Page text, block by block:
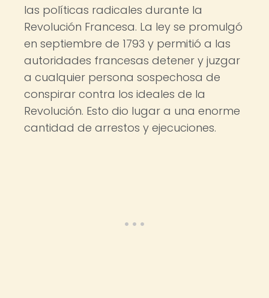
las políticas radicales durante la
Revolución Francesa. La ley se promulgó
en septiembre de 1793 y permitió a las
autoridades francesas detener y juzgar
a cualquier persona sospechosa de
conspirar contra los ideales de la
Revolución. Esto dio lugar a una enorme
cantidad de arrestos y ejecuciones.